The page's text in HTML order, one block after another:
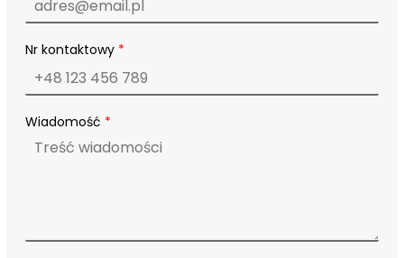
ę
o
t
y
k
Nr kontaktowy *
Wiadomość *